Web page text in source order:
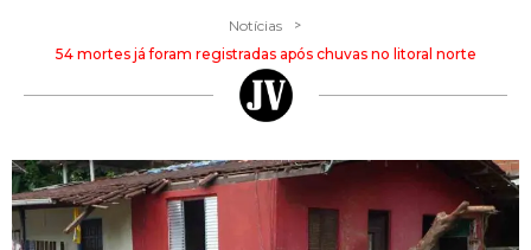
Notícias >
54 mortes já foram registradas após chuvas no litoral norte